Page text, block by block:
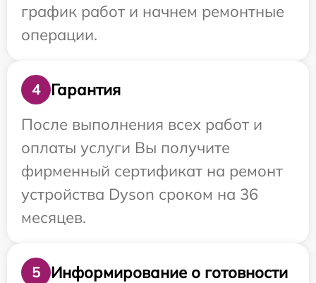
график работ и начнем ремонтные
операции.
4
Гарантия
После выполнения всех работ и
оплаты услуги Вы получите
фирменный сертификат на ремонт
устройства Dyson сроком на 36
месяцев.
5
Информирование о готовности